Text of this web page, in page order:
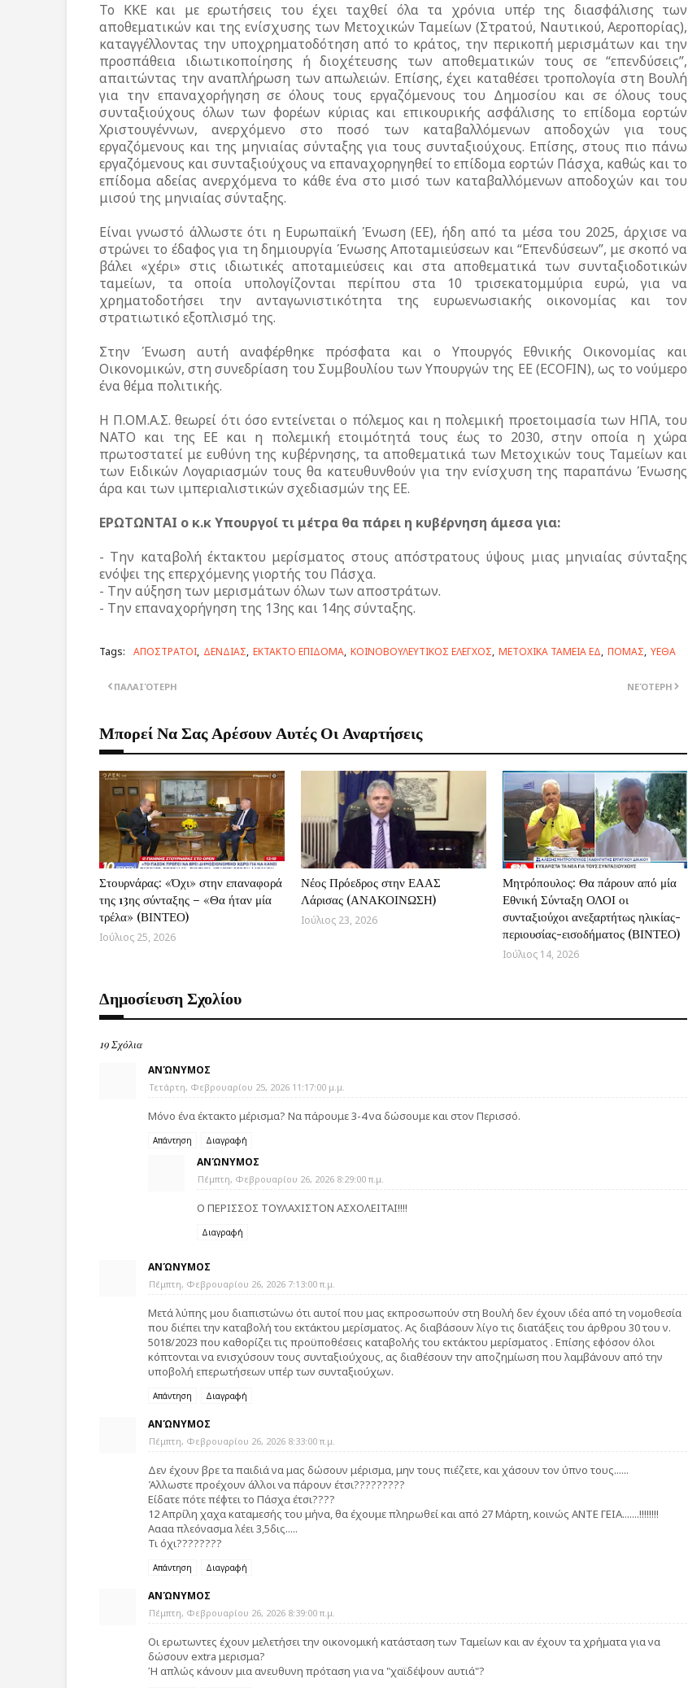
Το ΚΚΕ και με ερωτήσεις του έχει ταχθεί όλα τα χρόνια υπέρ της διασφάλισης των
αποθεματικών και της ενίσχυσης των Μετοχικών Ταμείων (Στρατού, Ναυτικού, Αεροπορίας),
καταγγέλλοντας την υποχρηματοδότηση από το κράτος, την περικοπή μερισμάτων και την
προσπάθεια ιδιωτικοποίησης ή διοχέτευσης των αποθεματικών τους σε “επενδύσεις”,
απαιτώντας την αναπλήρωση των απωλειών. Επίσης, έχει καταθέσει τροπολογία στη Βουλή
για την επαναχορήγηση σε όλους τους εργαζόμενους του Δημοσίου και σε όλους τους
συνταξιούχους όλων των φορέων κύριας και επικουρικής ασφάλισης το επίδομα εορτών
Χριστουγέννων, ανερχόμενο στο ποσό των καταβαλλόμενων αποδοχών για τους
εργαζόμενους και της μηνιαίας σύνταξης για τους συνταξιούχους. Επίσης, στους πιο πάνω
εργαζόμενους και συνταξιούχους να επαναχορηγηθεί το επίδομα εορτών Πάσχα, καθώς και το
επίδομα αδείας ανερχόμενα το κάθε ένα στο μισό των καταβαλλόμενων αποδοχών και του
μισού της μηνιαίας σύνταξης.
Είναι γνωστό άλλωστε ότι η Ευρωπαϊκή Ένωση (ΕΕ), ήδη από τα μέσα του 2025, άρχισε να
στρώνει το έδαφος για τη δημιουργία Ένωσης Αποταμιεύσεων και “Επενδύσεων”, με σκοπό να
βάλει «χέρι» στις ιδιωτικές αποταμιεύσεις και στα αποθεματικά των συνταξιοδοτικών
ταμείων, τα οποία υπολογίζονται περίπου στα 10 τρισεκατομμύρια ευρώ, για να
χρηματοδοτήσει την ανταγωνιστικότητα της ευρωενωσιακής οικονομίας και τον
στρατιωτικό εξοπλισμό της.
Στην Ένωση αυτή αναφέρθηκε πρόσφατα και ο Υπουργός Εθνικής Οικονομίας και
Οικονομικών, στη συνεδρίαση του Συμβουλίου των Υπουργών της ΕΕ (ECOFIN), ως το νούμερο
ένα θέμα πολιτικής.
Η Π.ΟΜ.Α.Σ. θεωρεί ότι όσο εντείνεται ο πόλεμος και η πολεμική προετοιμασία των ΗΠΑ, του
ΝΑΤΟ και της ΕΕ και η πολεμική ετοιμότητά τους έως το 2030, στην οποία η χώρα
πρωτοστατεί με ευθύνη της κυβέρνησης, τα αποθεματικά των Μετοχικών τους Ταμείων και
των Ειδικών Λογαριασμών τους θα κατευθυνθούν για την ενίσχυση της παραπάνω Ένωσης
άρα και των ιμπεριαλιστικών σχεδιασμών της ΕΕ.
ΕΡΩΤΩΝΤΑΙ ο κ.κ Υπουργοί τι μέτρα θα πάρει η κυβέρνηση άμεσα για:
- Την καταβολή έκτακτου μερίσματος στους απόστρατους ύψους μιας μηνιαίας σύνταξης
ενόψει της επερχόμενης γιορτής του Πάσχα.
- Την αύξηση των μερισμάτων όλων των αποστράτων.
- Την επαναχορήγηση της 13ης και 14ης σύνταξης.
Tags: ΑΠΟΣΤΡΑΤΟΙ ΔΕΝΔΙΑΣ ΕΚΤΑΚΤΟ ΕΠΙΔΟΜΑ ΚΟΙΝΟΒΟΥΛΕΥΤΙΚΟΣ ΕΛΕΓΧΟΣ ΜΕΤΟΧΙΚΑ ΤΑΜΕΙΑ ΕΔ ΠΟΜΑΣ ΥΕΘΑ
ΝΕΌΤΕΡΗ
ΠΑΛΑΙΌΤΕΡΗ
Μπορεί Να Σας Αρέσουν Αυτές Οι Αναρτήσεις
Στουρνάρας: «Όχι» στην επαναφορά
της 13ης σύνταξης – «Θα ήταν μία
τρέλα» (ΒΙΝΤΕΟ)
Ιούλιος 25, 2026
Νέος Πρόεδρος στην ΕΑΑΣ
Λάρισας (ΑΝΑΚΟΙΝΩΣΗ)
Ιούλιος 23, 2026
Μητρόπουλος: Θα πάρουν από μία
Εθνική Σύνταξη ΟΛΟΙ οι
συνταξιούχοι ανεξαρτήτως ηλικίας-
περιουσίας-εισοδήματος (ΒΙΝΤΕΟ)
Ιούλιος 14, 2026
Δημοσίευση Σχολίου
19 Σχόλια
ΑΝΏΝΥΜΟΣ
Τετάρτη, Φεβρουαρίου 25, 2026 11:17:00 μ.μ.
Μόνο ένα έκτακτο μέρισμα? Να πάρουμε 3-4 να δώσουμε και στον Περισσό.
Απάντηση Διαγραφή
ΑΝΏΝΥΜΟΣ
Πέμπτη, Φεβρουαρίου 26, 2026 8:29:00 π.μ.
Ο ΠΕΡΙΣΣΟΣ ΤΟΥΛΑΧΙΣΤΟΝ ΑΣΧΟΛΕΙΤΑΙ!!!!
Διαγραφή
ΑΝΏΝΥΜΟΣ
Πέμπτη, Φεβρουαρίου 26, 2026 7:13:00 π.μ.
Μετά λύπης μου διαπιστώνω ότι αυτοί που μας εκπροσωπούν στη Βουλή δεν έχουν ιδέα από τη νομοθεσία
που διέπει την καταβολή του εκτάκτου μερίσματος. Ας διαβάσουν λίγο τις διατάξεις του άρθρου 30 του ν.
5018/2023 που καθορίζει τις προϋποθέσεις καταβολής του εκτάκτου μερίσματος . Επίσης εφόσον όλοι
κόπτονται να ενισχύσουν τους συνταξιούχους, ας διαθέσουν την αποζημίωση που λαμβάνουν από την
υποβολή επερωτήσεων υπέρ των συνταξιούχων.
Απάντηση Διαγραφή
ΑΝΏΝΥΜΟΣ
Πέμπτη, Φεβρουαρίου 26, 2026 8:33:00 π.μ.
Δεν έχουν βρε τα παιδιά να μας δώσουν μέρισμα, μην τους πιέζετε, και χάσουν τον ύπνο τους......
Άλλωστε προέχουν άλλοι να πάρουν έτσι?????????
Είδατε πότε πέφτει το Πάσχα έτσι????
12 Απρίλη χαχα καταμεσής του μήνα, θα έχουμε πληρωθεί και από 27 Μάρτη, κοινώς ΑΝΤΕ ΓΕΙΑ.......!!!!!!!!
Αααα πλεόνασμα λέει 3,5δις.....
Τι όχι????????
Απάντηση Διαγραφή
ΑΝΏΝΥΜΟΣ
Πέμπτη, Φεβρουαρίου 26, 2026 8:39:00 π.μ.
Οι ερωτωντες έχουν μελετήσει την οικονομική κατάσταση των Ταμείων και αν έχουν τα χρήματα για να
δώσουν extra μερισμα?
Ή απλώς κάνουν μια ανευθυνη πρόταση για να "χαϊδέψουν αυτιά"?